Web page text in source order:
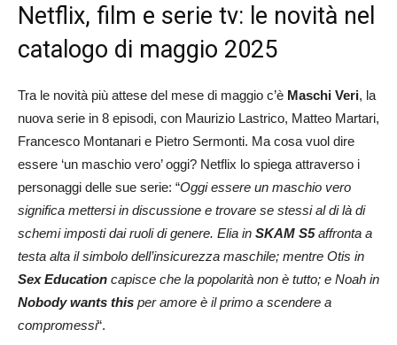
Netflix, film e serie tv: le novità nel
catalogo di maggio 2025
Tra le novità più attese del mese di maggio c’è Maschi Veri, la
nuova serie in 8 episodi, con Maurizio Lastrico, Matteo Martari,
Francesco Montanari e Pietro Sermonti. Ma cosa vuol dire
essere ‘un maschio vero’ oggi? Netflix lo spiega attraverso i
personaggi delle sue serie: “Oggi essere un maschio vero
significa mettersi in discussione e trovare se stessi al di là di
schemi imposti dai ruoli di genere. Elia in SKAM S5affronta a
testa alta il simbolo dell’insicurezza maschile; mentre Otis in
Sex Education capisce che la popolarità non è tutto; e Noah in
Nobody wants this per amore è il primo a scendere a
compromessi“.